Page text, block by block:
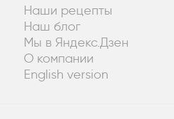
Наши рецепты
Наш блог
Мы в Яндекс.Дзен
О компании
English version